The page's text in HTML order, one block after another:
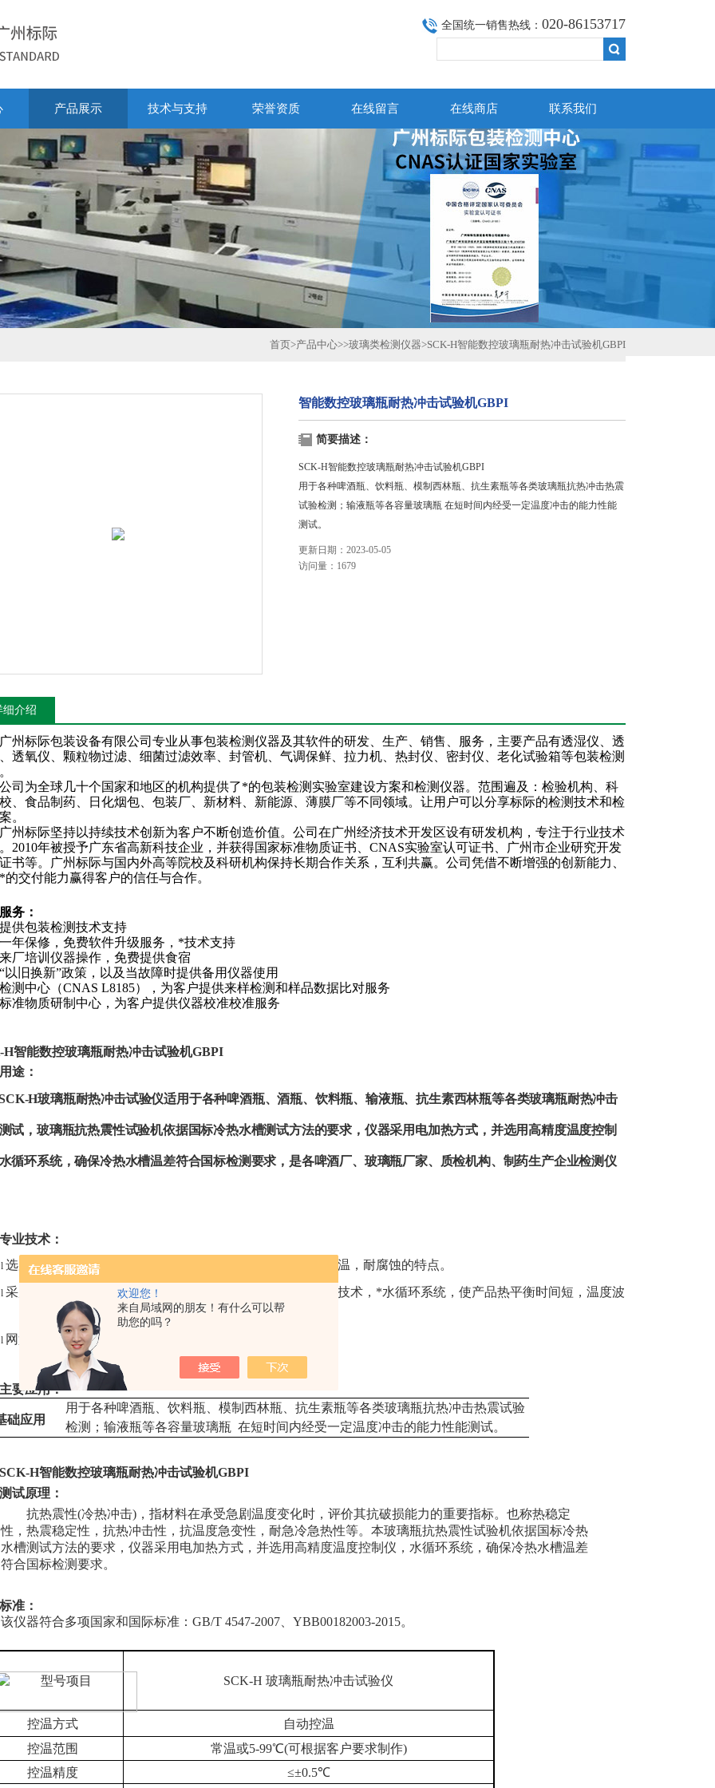
欢迎您！
来自局域网的朋友！有什么可以帮
助您的吗？
全国统一销售热线： 020-86153717
产品展示 技术与支持 荣誉资质 在线留言 在线商店 联系我们
首页>产品中心>>玻璃类检测仪器>SCK-H智能数控玻璃瓶耐热冲击试验机GBPI
智能数控玻璃瓶耐热冲击试验机GBPI
简要描述：
SCK-H智能数控玻璃瓶耐热冲击试验机GBPI
用于各种啤酒瓶、饮料瓶、模制西林瓶、抗生素瓶等各类玻璃瓶抗热冲击热震
试验检测；输液瓶等各容量玻璃瓶 在短时间内经受一定温度冲击的能力性能
测试。
更新日期：2023-05-05
访问量：1679
细介绍
际包装设备有限公司专业从事包装检测仪器及其软件的研发、生产、销售、服务，主要产品有透湿仪、透
透氧仪、颗粒物过滤、细菌过滤效率、封管机、气调保鲜、拉力机、热封仪、密封仪、 老化试验箱等包装检测
全球几十个国家和地区的机构提供了*的包装检测实验室建设方案和检测仪器。范围遍及：检验机构、科
、食品制药、日化烟包、包装厂、新材料、新能源、薄膜厂等不同领域。让用户可以分享标际的检测技术和检
。
际坚持以持续技术创新为客户不断创造价值。公司在广州经济技术开发区设有研发机构，专注于行业技术
2010年被授予广东省高新科技企业，并获得国家标准物质证书、CNAS实验室认可证书、广州市企业研究开发
书等。广州标际与国内外高等院校及科研机构保持长期合作关系，互利共赢。公司凭借不断增强的创新能力、
的交付能力赢得客户的信任与合作。
服务：
供包装检测技术支持
年保修，免费软件升级服务，*技术支持
厂培训仪器操作，免费提供食宿
“以旧换新”政策，以及当故障时提供备用仪器使用
测中心（CNAS L8185），为客户提供来样检测和样品数据比对服务
准物质研制中心，为客户提供仪器校准校准服务
H智能数控玻璃瓶耐热冲击试验机GBPI
途：
H玻璃瓶耐热冲击试验仪适用于各种啤酒瓶、酒瓶、饮料瓶、输液瓶、抗生素西林瓶等各类玻璃瓶耐热冲击
试，玻璃瓶抗热震性试验机依据国标冷热水槽测试方法的要求，仪器采用电加热方式，并选用高精度温度控制
循环系统，确保冷热水槽温差符合国标检测要求，是各啤酒厂、玻璃瓶厂家、质检机构、制药生产企业检测仪
专业技术：
l选用进口优质不锈钢板和精密机械加工工艺制造，具有耐高温，耐腐蚀的特点。
l采用微机智能控制系统，噪音低，操作方便，铝灌封式加热技术，*水循环系统，使产品热平衡时间短，温度波
动性小，温度均匀性好,触摸屏显示准确、直观。
l 网篮采用电动升降方式使用方便
主要应用：
础应用
用于各种啤酒瓶、饮料瓶、模制西林瓶、抗生素瓶等各类玻璃瓶抗热冲击热震试验
检测；输液瓶等各容量玻璃瓶 在短时间内经受一定温度冲击的能力性能测试。
SCK-H智能数控玻璃瓶耐热冲击试验机GBPI
测试原理：
抗热震性(冷热冲击)，指材料在承受急剧温度变化时，评价其抗破损能力的重要指标。也称热稳定
性，热震稳定性，抗热冲击性，抗温度急变性，耐急冷急热性等。本玻璃瓶抗热震性试验机依据国标冷热
水槽测试方法的要求，仪器采用电加热方式，并选用高精度温度控制仪，水循环系统，确保冷热水槽温差
符合国标检测要求。
准：
该仪器符合多项国家和国际标准： GB/T 4547-2007、YBB00182003-2015。
型号项目 SCK-H 玻璃瓶耐热冲击试验仪
控温方式
自动控温
控温范围
常温或5-99℃(可根据客户要求制作)
控温精度
≤±0.5℃